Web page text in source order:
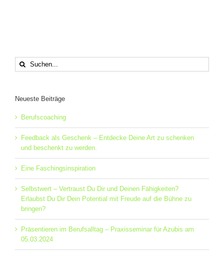
Suche
nach:
Neueste Beiträge
Berufscoaching
Feedback als Geschenk – Entdecke Deine Art zu schenken
und beschenkt zu werden.
Eine Faschingsinspiration
Selbstwert – Vertraust Du Dir und Deinen Fähigkeiten?
Erlaubst Du Dir Dein Potential mit Freude auf die Bühne zu
bringen?
Präsentieren im Berufsalltag – Praxisseminar für Azubis am
05.03.2024